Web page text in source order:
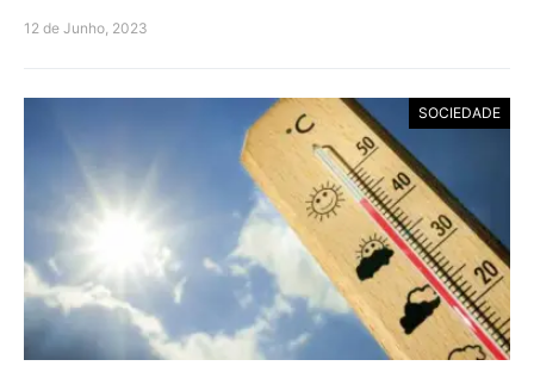
12 de Junho, 2023
SOCIEDADE